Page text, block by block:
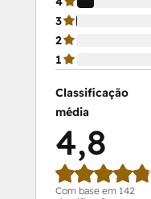
3
2
1
Classificação
média
4,8
Com base em 142